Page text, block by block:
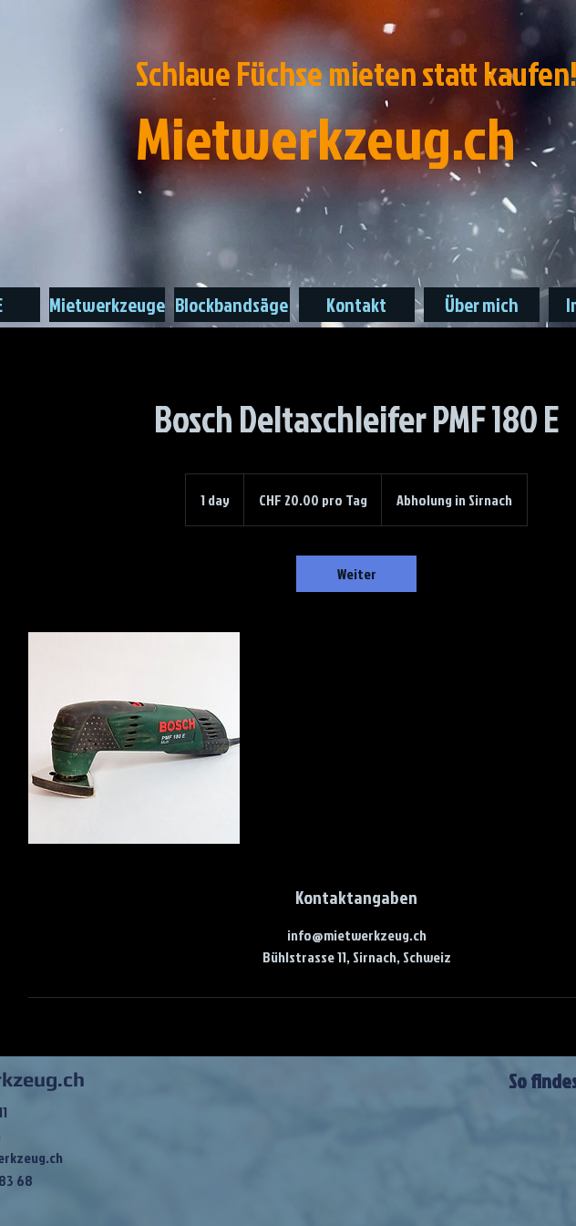
Schlaue Füchse mieten statt
Mietwerkzeug.ch
Mietwerkzeuge Blockbandsäge Kontakt Über mich
Bosch Deltaschleifer PMF 180 E
1 day
d
CHF 20.00 pro Tag Abholung in Sirnach
Weiter
Kontaktangaben
info@mietwerkzeug.ch
Bühlstrasse 11, Sirnach, Schweiz
68
So